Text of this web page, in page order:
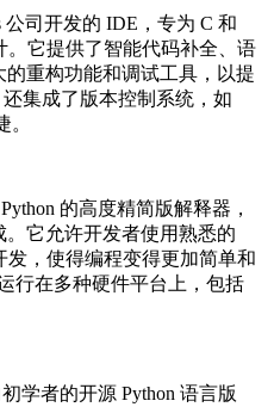
公司开发的 IDE，专为 C 和
。它提供了智能代码补全、语
重构功能和调试工具，以提
集成了版本控制系统，如
的高度精简版解释器，
它允许开发者使用熟悉的
发，使得编程变得更加简单和
行在多种硬件平台上，包括
学者的开源 Python 语言版